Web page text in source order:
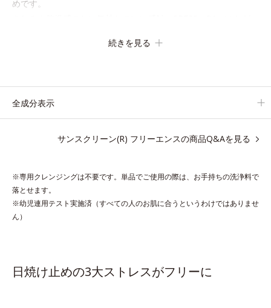
めです。
敏感ぎみな肌の方もお子様にも安心の、やさしい使いごこちで
セントパウダー配合＝紫外線〔UV-A･B〕散乱剤●立体スキンベール
※アレルギーテスト済＝全ての方にアレルギーが起こらないという
ことではありません。
続きを見る
全成分表示
サンスクリーン(R) フリーエンスの商品Q&Aを見る
※専用クレンジングは不要です。単品でご使用の際は、お手持ちの洗浄料で
落とせます。
※幼児連用テスト実施済（すべての人のお肌に合うというわけではありませ
ん）
日焼け止めの3大ストレスがフリーに